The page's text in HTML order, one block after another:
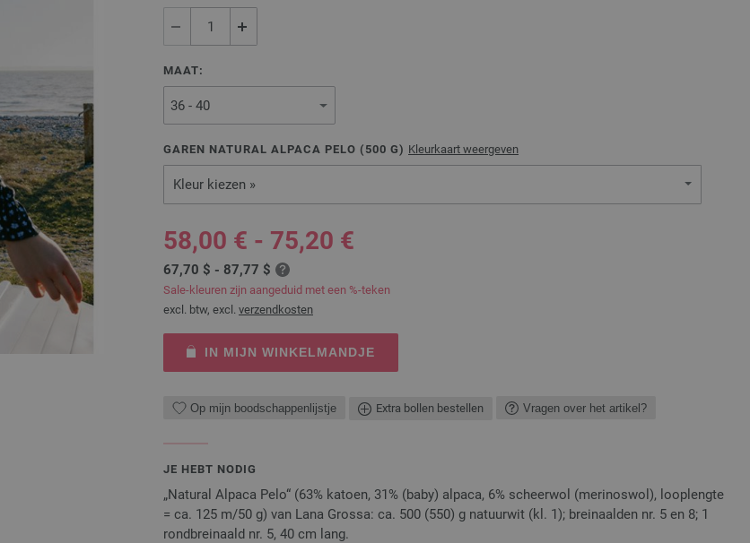
MAAT:
GAREN NATURAL ALPACA PELO ( 500 G) Kleurkaart weergeven
Kleur kiezen »
58,00 € - 75,20 €
67,70 $ - 87,77 $
Sale-kleuren zijn aangeduid met een %-teken
excl. btw, excl. verzendkosten
IN MIJN WINKELMANDJE
Op mijn boodschappenlijstje Extra bollen bestellen Vragen over het artikel?
JE HEBT NODIG
„Natural Alpaca Pelo“ (63% katoen, 31% (baby) alpaca, 6% scheerwol (merinoswol), looplengte
= ca. 125 m/50 g) van Lana Grossa: ca. 500 (550) g natuurwit (kl. 1); breinaalden nr. 5 en 8; 1
rondbreinaald nr. 5, 40 cm lang.